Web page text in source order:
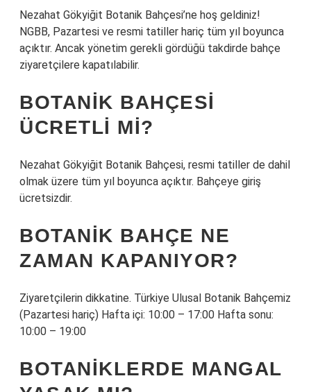
Nezahat Gökyiğit Botanik Bahçesi’ne hoş geldiniz!
NGBB, Pazartesi ve resmi tatiller hariç tüm yıl boyunca
açıktır. Ancak yönetim gerekli gördüğü takdirde bahçe
ziyaretçilere kapatılabilir.
BOTANIK BAHÇESI
ÜCRETLI MI?
Nezahat Gökyiğit Botanik Bahçesi, resmi tatiller de dahil
olmak üzere tüm yıl boyunca açıktır. Bahçeye giriş
ücretsizdir.
BOTANIK BAHÇE NE
ZAMAN KAPANIYOR?
Ziyaretçilerin dikkatine. Türkiye Ulusal Botanik Bahçemiz
(Pazartesi hariç) Hafta içi: 10:00 – 17:00 Hafta sonu:
10:00 – 19:00
BOTANIKLERDE MANGAL